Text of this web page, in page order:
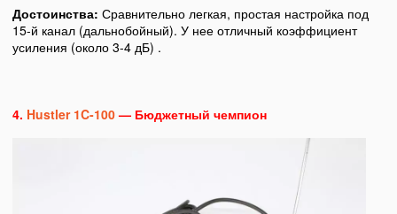
Достоинства: Сравнительно легкая, простая настройка под
15-й канал (дальнобойный). У нее отличный коэффициент
усиления (около 3-4 дБ) .
4. Hustler 1C-100— Бюджетный чемпион